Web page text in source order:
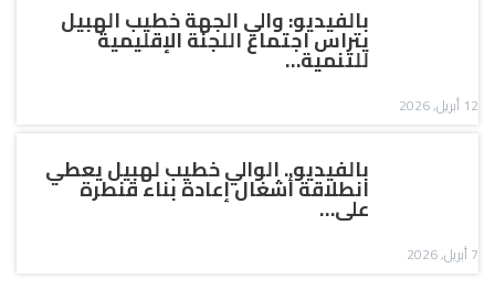
بالفيديو: والي الجهة خطيب الهبيل
يتراس اجتماع اللجنة الإقليمية
للتنمية…
12 أبريل, 2026
بالفيديو.. الوالي خطيب لهبيل يعطي
انطلاقة أشغال إعادة بناء قنطرة
على…
7 أبريل, 2026